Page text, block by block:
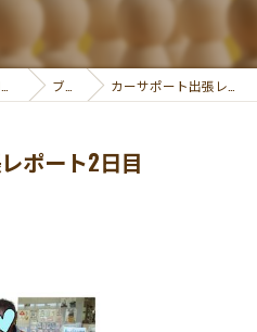
ブログ カーサポート出張レポート2日目
ポート2日目